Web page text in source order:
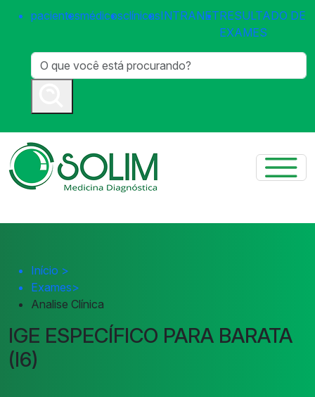
pacientesmédicosclínicasINTRANETRESULTADO DE
EXAMES
Início >
Exames>
Analise Clínica
IGE ESPECÍFICO PARA BARATA
(I6)